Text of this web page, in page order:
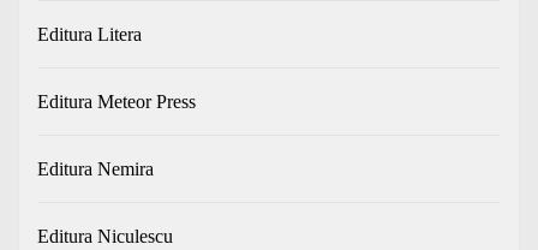
Editura Litera
Editura Meteor Press
Editura Nemira
Editura Niculescu